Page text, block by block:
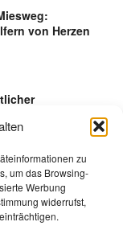
zu
um das Browsing-
Werbung
widerrufst,
von Herzen